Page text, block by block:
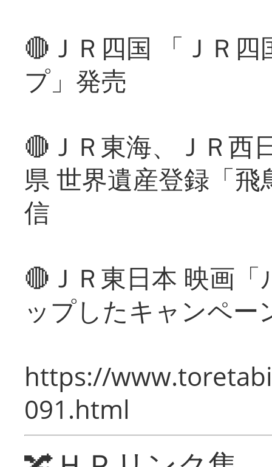
🔴ＪＲ四国 「ＪＲ
プ」発売
🔴ＪＲ東海、ＪＲ西
県 世界遺産登録「
信
🔴ＪＲ東日本 映画
ップしたキャンペー
https://
091.html